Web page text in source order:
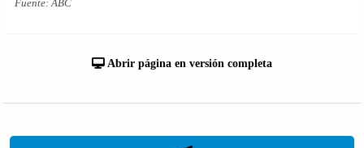
Fuente: ABC
Abrir página en versión completa